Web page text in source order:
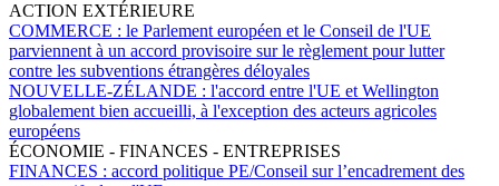
ACTION EXTÉRIEURE
COMMERCE : le Parlement européen et le Conseil de l'UE
parviennent à un accord provisoire sur le règlement pour lutter
contre les subventions étrangères déloyales
NOUVELLE-ZÉLANDE : l'accord entre l'UE et Wellington
globalement bien accueilli, à l'exception des acteurs agricoles
européens
ÉCONOMIE - FINANCES - ENTREPRISES
FINANCES : accord politique PE/Conseil sur l’encadrement des